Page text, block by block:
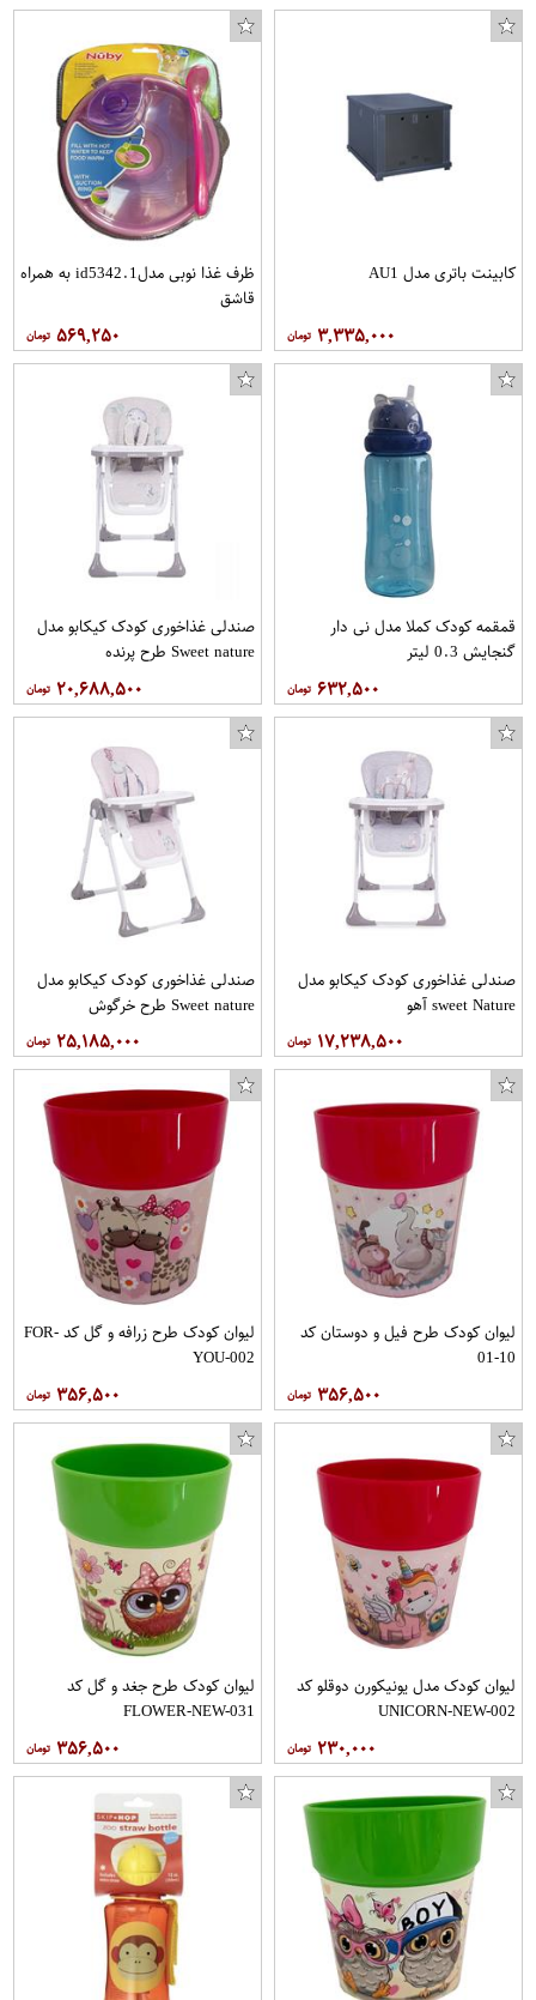
کابینت باتری مدل AU1
۳,۳۳۵,۰۰۰
ظرف غذا نوبی مدلid5342.1 به همراه
قاشق
۵۶۹,۲۵۰
قمقمه کودک کملا مدل نی دار
گنجایش 0.3 لیتر
۶۳۲,۵۰۰
صندلی غذاخوری کودک کیکابو مدل
Sweet nature طرح پرنده
۲۰,۶۸۸,۵۰۰
صندلی غذاخوری کودک کیکابو مدل
sweet Nature آهو
۱۷,۲۳۸,۵۰۰
صندلی غذاخوری کودک کیکابو مدل
Sweet nature طرح خرگوش
۲۵,۱۸۵,۰۰۰
لیوان کودک طرح فیل و دوستان کد
10-01
۳۵۶,۵۰۰
لیوان کودک طرح زرافه و گل کد FOR-
YOU-002
۳۵۶,۵۰۰
لیوان کودک مدل یونیکورن دوقلو کد
UNICORN-NEW-002
۲۳۰,۰۰۰
لیوان کودک طرح جغد و گل کد
FLOWER-NEW-031
۳۵۶,۵۰۰